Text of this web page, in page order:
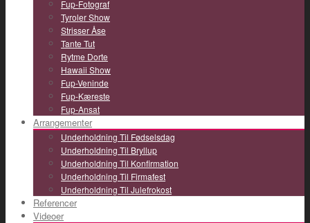
Fup-Fotograf
Tyroler Show
Strisser Åse
Tante Tut
Rytme Dorte
Hawaii Show
Fup-Veninde
Fup-Kæreste
Fup-Ansat
Arrangementer
Underholdning Til Fødselsdag
Underholdning Til Bryllup
Underholdning Til Konfirmation
Underholdning Til Firmafest
Underholdning Til Julefrokost
Referencer
Videoer